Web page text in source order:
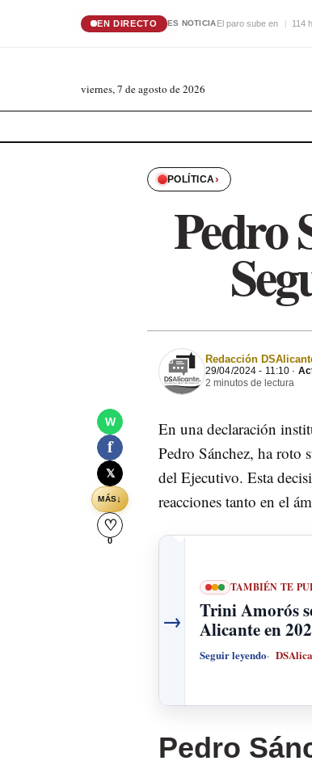
EN DIRECTO ES NOTICIAEl paro sube en 114
viernes, 7 de agosto de 2026
POLÍTICA›
Pedro
W
f
𝕏
MÁS↓
♡
0
Redacción
29/04/2024 - 11:10 ·
2 minutos de lectura
En una declaración
Pedro Sánchez, ha roto
del Ejecutivo. Esta
reacciones tanto en el
→
TAMBIÉN TE
Trini Amorós
Alicante en
Seguir leyendo
Pedro